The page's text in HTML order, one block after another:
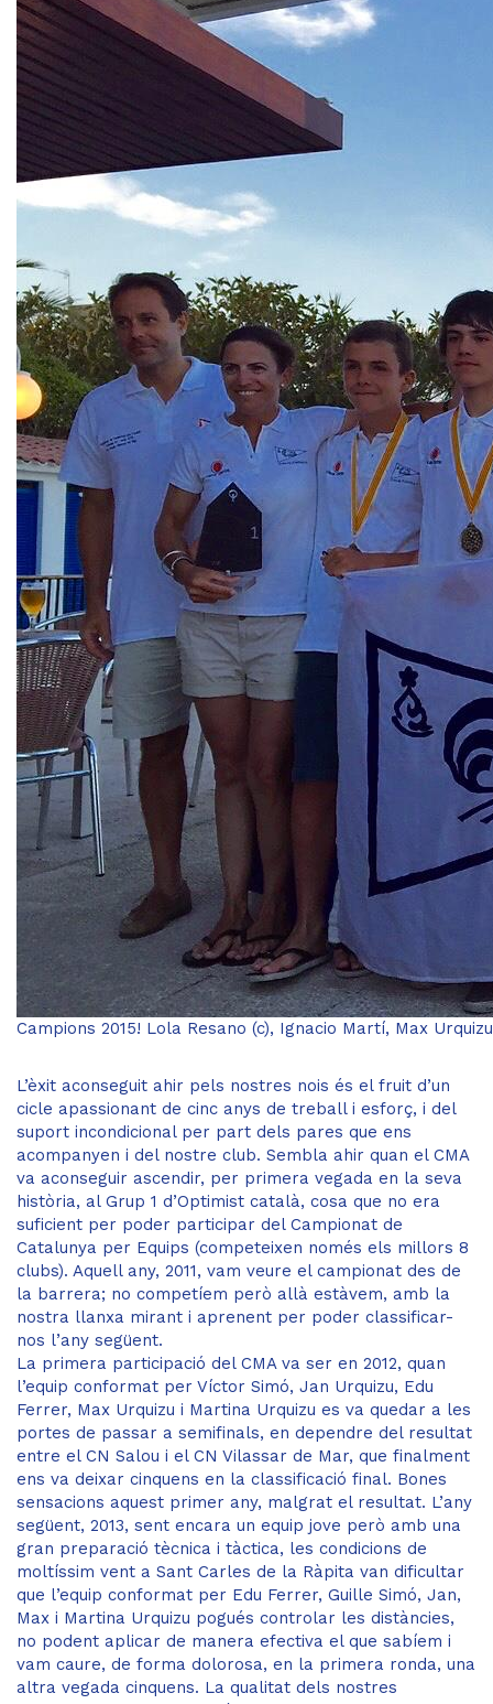
Campions 2015! Lola Resano (c), Ignacio Martí, Max
L’èxit aconseguit ahir pels nostres nois és el fruit d’un
cicle apassionant de cinc anys de treball i esforç, i del
suport incondicional per part dels pares que ens
acompanyen i del nostre club. Sembla ahir quan el CMA
va aconseguir ascendir, per primera vegada en la seva
història, al Grup 1 d’Optimist català, cosa que no era
suficient per poder participar del Campionat de
Catalunya per Equips (competeixen només els millors 8
clubs). Aquell any, 2011, vam veure el campionat des de
la barrera; no competíem però allà estàvem, amb la
nostra llanxa mirant i aprenent per poder classificar-
nos l’any següent.
La primera participació del CMA va ser en 2012, quan
l’equip conformat per Víctor Simó, Jan Urquizu, Edu
Ferrer, Max Urquizu i Martina Urquizu es va quedar a les
portes de passar a semifinals, en dependre del resultat
entre el CN Salou i el CN Vilassar de Mar, que finalment
ens va deixar cinquens en la classificació final. Bones
sensacions aquest primer any, malgrat el resultat. L’any
següent, 2013, sent encara un equip jove però amb una
gran preparació tècnica i tàctica, les condicions de
moltíssim vent a Sant Carles de la Ràpita van dificultar
que l’equip conformat per Edu Ferrer, Guille Simó, Jan,
Max i Martina Urquizu pogués controlar les distàncies,
no podent aplicar de manera efectiva el que sabíem i
vam caure, de forma dolorosa, en la primera ronda, una
altra vegada cinquens. La qualitat dels nostres